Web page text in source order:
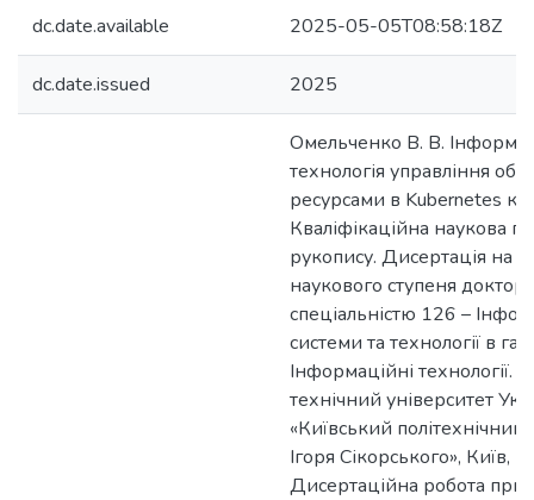
dc.date.available 2025-05-05T08:58:18Z
dc.date.issued 2025
Омельченко В. В.
технологія управління
ресурсами в Kubernetes
Кваліфікаційна наукова
рукопису. Дисертація на
наукового ступеня
спеціальністю 126 –
системи та технології в
Інформаційні технології.
технічний університет
«Київський політехнічний
Ігоря Сікорського», Київ,
Дисертаційна робота